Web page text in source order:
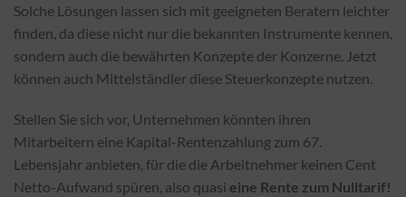
Solche Lösungen lassen sich mit geeigneten Beratern leichter
finden, da diese nicht nur die bekannten Instrumente kennen,
sondern auch die bewährten Konzepte der Konzerne. Jetzt
können auch Mittelständler diese Steuerkonzepte nutzen.
Stellen Sie sich vor, Unternehmen könnten ihren
Mitarbeitern eine Kapital-Rentenzahlung zum 67.
Lebensjahr anbieten, für die die Arbeitnehmer keinen Cent
Netto-Aufwand spüren, also quasi eine Rente zum Nulltarif!